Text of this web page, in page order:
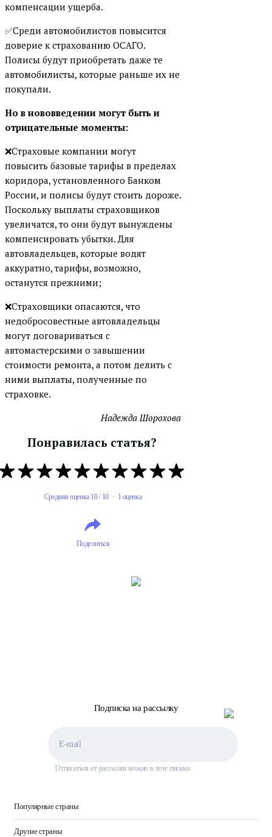
компенсации ущерба.
✅Среди автомобилистов повысится
доверие к страхованию ОСАГО.
Полисы будут приобретать даже те
автомобилисты, которые раньше их не
покупали.
Но в нововведении могут быть и
отрицательные моменты:
❌Страховые компании могут
повысить базовые тарифы в пределах
коридора, установленного Банком
России, и полисы будут стоить дороже.
Поскольку выплаты страховщиков
увеличатся, то они будут вынуждены
компенсировать убытки. Для
автовладельцев, которые водят
аккуратно, тарифы, возможно,
останутся прежними;
❌Страховщики опасаются, что
недобросовестные автовладельцы
могут договариваться с
автомастерскими о завышении
стоимости ремонта, а потом делить с
ними выплаты, полученные по
страховке.
Надежда Шорохова
Понравилась статья?
Средняя оценка 10 / 10 · 1 оценка
Поделиться
Подписка на рассылку
Отписаться от рассылки можно в теле письма
Популярные страны
Другие страны